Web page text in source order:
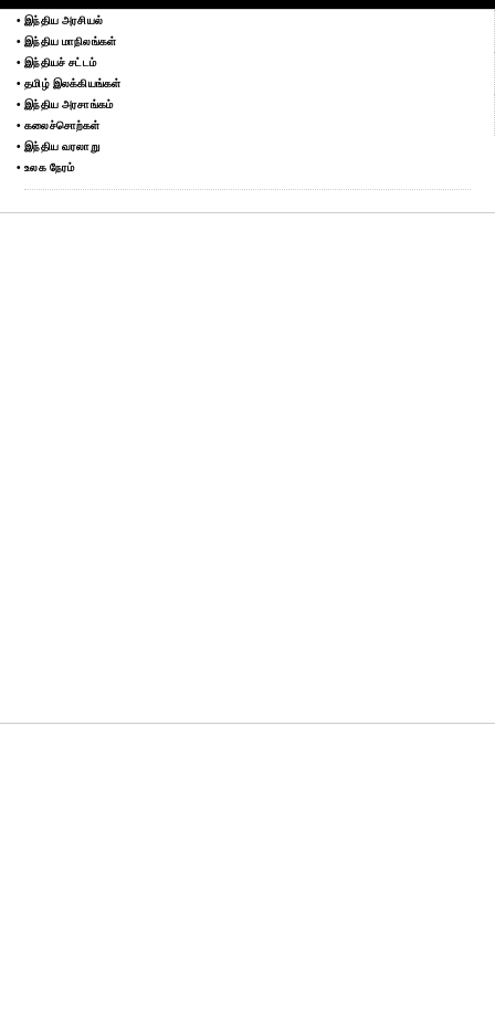
• இந்திய அரசியல்
• இந்திய மாநிலங்கள்
• இந்தியச் சட்டம்
• தமிழ் இலக்கியங்கள்
• இந்திய அரசாங்கம்
• கலைச்சொற்கள்
• இந்திய வரலாறு
• உலக நேரம்